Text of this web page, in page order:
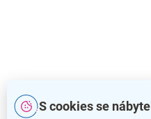
S cookies se